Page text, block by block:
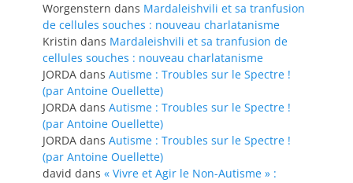
Worgenstern dans Mardaleishvili et sa tranfusion
de cellules souches : nouveau charlatanisme
Kristin dans Mardaleishvili et sa tranfusion de
cellules souches : nouveau charlatanisme
JORDA dans Autisme : Troubles sur le Spectre !
(par Antoine Ouellette)
JORDA dans Autisme : Troubles sur le Spectre !
(par Antoine Ouellette)
JORDA dans Autisme : Troubles sur le Spectre !
(par Antoine Ouellette)
david dans « Vivre et Agir le Non-Autisme » :